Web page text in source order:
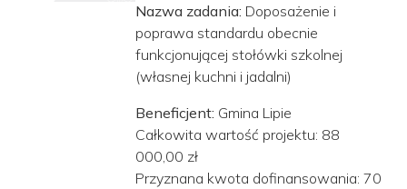
Nazwa zadania: Doposażenie i
poprawa standardu obecnie
funkcjonującej stołówki szkolnej
(własnej kuchni i jadalni)
Beneficjent: Gmina Lipie
Całkowita wartość projektu: 88
000,00 zł
Przyznana kwota dofinansowania: 70